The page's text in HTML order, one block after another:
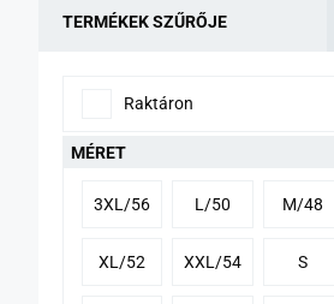
TERMÉKEK SZŰRŐJE
Raktáron
MÉRET
3XL/56 L/50 M/48
XL/52 XXL/54 S